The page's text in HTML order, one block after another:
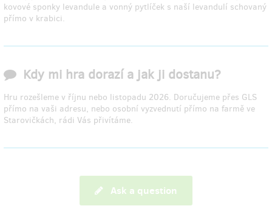
kovové sponky levandule a vonný pytlíček s naší levandulí schovaný
přímo v krabici.
Kdy mi hra dorazí a jak ji dostanu?
Hru rozešleme v říjnu nebo listopadu 2026. Doručujeme přes GLS
přímo na vaši adresu, nebo osobní vyzvednutí přímo na farmě ve
Starovičkách, rádi Vás přivítáme.
Ask a question